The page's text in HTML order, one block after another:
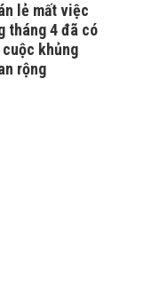
lẻ mất việc
tháng 4 đã có
khủng
rộng